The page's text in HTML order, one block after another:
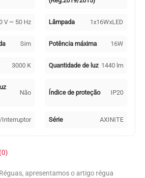
V ~ 50 Hz Lâmpada 1x16WxLED
Sim Potência máxima 16W
3000 K Quantidade de luz 1440 lm
Não Índice de proteção IP20
Interruptor Série AXINITE
apresentamos o artigo régua